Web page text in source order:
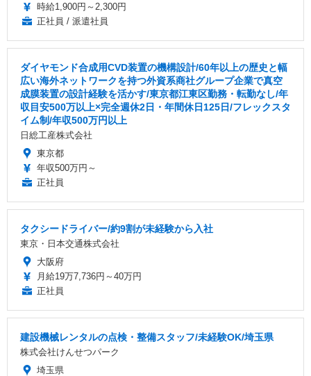
時給1,900円～2,300円
正社員 / 派遣社員
ダイヤモンド合成用CVD装置の機構設計/60年以上の歴史と幅
広い海外ネットワークを持つ外資系商社グループ企業で真空
成膜装置の設計経験を活かす/東京都江東区勤務・転勤なし/年
収目安500万以上×完全週休2日・年間休日125日/フレックスタ
イム制/年収500万円以上
日総工産株式会社
東京都
年収500万円～
正社員
タクシードライバー/約9割が未経験から入社
東京・日本交通株式会社
大阪府
月給19万7,736円～40万円
正社員
建設機械レンタルの点検・整備スタッフ/未経験OK/埼玉県
株式会社けんせつパーク
埼玉県